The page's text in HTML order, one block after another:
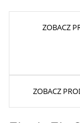
ZOBACZ
ZOBACZ